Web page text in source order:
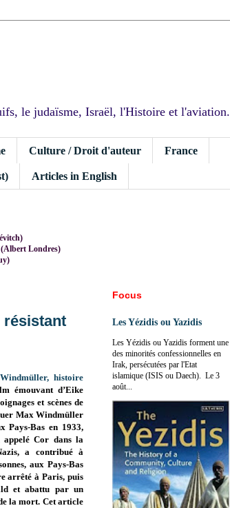
le judaïsme, Israël, l'Histoire et l'aviation.
Culture / Droit d'auteur France
Articles in English
(Albert Londres)
résistant
histoire
émouvant d’Eike
et scènes de
Max Windmüller
Pays-Bas en 1933,
appelé Cor dans la
a contribué à
aux Pays-Bas
arrêté à Paris, puis
et abattu par un
la mort. Cet article
Focus
Les Yézidis ou Yazidis
Les Yézidis ou Yazidis forment une
des minorités confessionnelles en
Irak, persécutées par l'Etat
islamique (ISIS ou Daech). Le 3
août...